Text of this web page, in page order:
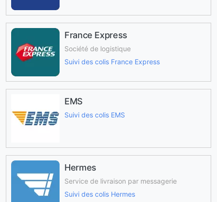
France Express
Société de logistique
Suivi des colis France Express
EMS
Suivi des colis EMS
Hermes
Service de livraison par messagerie
Suivi des colis Hermes